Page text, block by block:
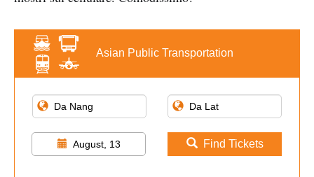
Asian Public Transportation
August, 13 Find Tickets